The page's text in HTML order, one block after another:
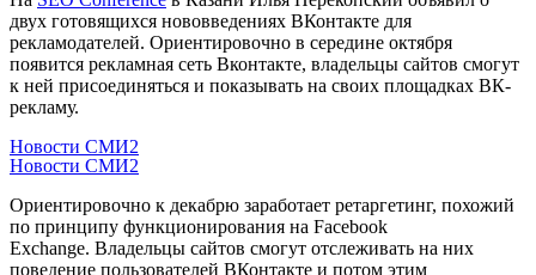
двух готовящихся нововведениях ВКонтакте для
рекламодателей. Ориентировочно в середине октября
появится рекламная сеть Вконтакте, владельцы сайтов смогут
к ней присоединяться и показывать на своих площадках ВК-
рекламу.
Новости СМИ2
Новости СМИ2
Ориентировочно к декабрю заработает ретаргетинг, похожий
по принципу функционирования на Facebook
Exchange. Владельцы сайтов смогут отслеживать на них
поведение пользователей ВКонтакте и потом этим